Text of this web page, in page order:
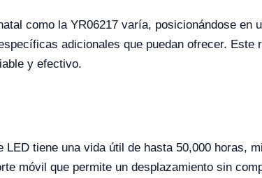
como la YR06217 varía, posicionándose en
adicionales que puedan ofrecer. Este
y efectivo.
LED tiene una vida útil de hasta 50,000 horas,
móvil que permite un desplazamiento sin